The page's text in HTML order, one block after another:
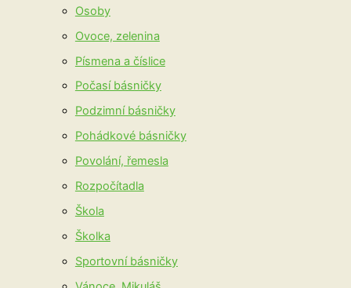
Osoby
Ovoce, zelenina
Písmena a číslice
Počasí básničky
Podzimní básničky
Pohádkové básničky
Povolání, řemesla
Rozpočítadla
Škola
Školka
Sportovní básničky